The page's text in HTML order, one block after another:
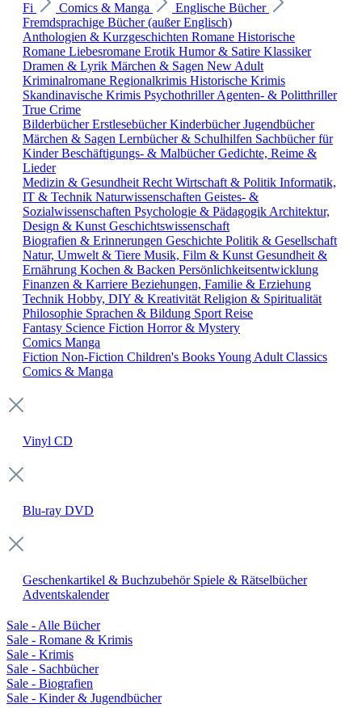
Fi
Comics & Manga
Englische Bücher
Fremdsprachige Bücher (außer Englisch)
Anthologien & Kurzgeschichten Romane Historische
Romane Liebesromane Erotik Humor & Satire Klassiker
Dramen & Lyrik Märchen & Sagen New Adult
Kriminalromane Regionalkrimis Historische Krimis
Skandinavische Krimis PsychothrillerAgenten- & Politthriller
True Crime
BilderbücherErstlesebücherKinderbücherJugendbücher
Märchen & Sagen Lernbücher & Schulhilfen Sachbücher für
KinderBeschäftigungs- & MalbücherGedichte, Reime &
Lieder
Medizin & Gesundheit Recht Wirtschaft & Politik Informatik,
IT & Technik Naturwissenschaften Geistes- &
Sozialwissenschaften Psychologie & Pädagogik Architektur,
Design & Kunst Geschichtswissenschaft
Biografien & Erinnerungen Geschichte Politik & Gesellschaft
Natur, Umwelt & Tiere Musik, Film & Kunst Gesundheit &
Ernährung Kochen & Backen Persönlichkeitsentwicklung
Finanzen & Karriere Beziehungen, Familie & Erziehung
Technik Hobby, DIY & Kreativität Religion & Spiritualität
Philosophie Sprachen & Bildung Sport Reise
Fantasy Science Fiction Horror & Mystery
Comics Manga
Fiction Non-Fiction Children's BooksYoung Adult Classics
Comics & Manga
Vinyl CD
Blu-ray DVD
Geschenkartikel & Buchzubehör Spiele & Rätselbücher
Adventskalender
Sale - Alle Bücher
Sale - Romane & Krimis
Sale - Krimis
Sale - Sachbücher
Sale - Biografien
Sale - Kinder & Jugendbücher